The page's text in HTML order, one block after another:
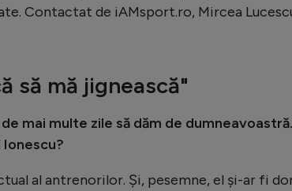
Contactat de iAMsport.ro, Mircea
să mă jignească"
mai multe zile să dăm de dumneavoastră.
al antrenorilor. Și, pesemne, el și-ar fi